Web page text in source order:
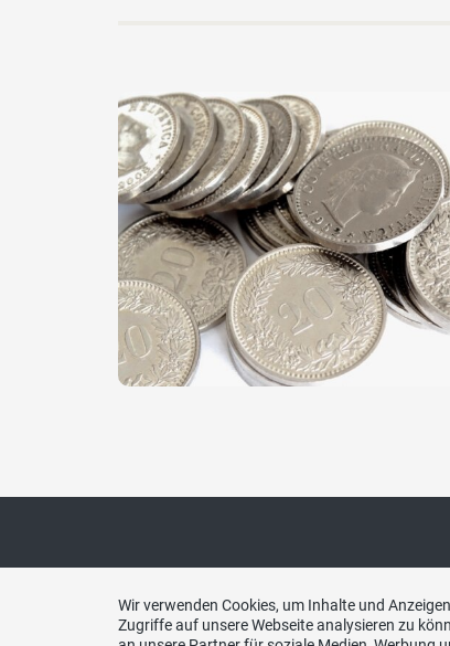
Kontakt
Wir verwenden Cookies, um Inhalte und
Zugriffe auf unsere Webseite analysieren zu